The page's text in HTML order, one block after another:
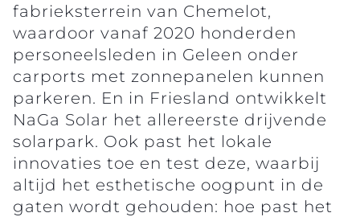
fabrieksterrein van Chemelot,
waardoor vanaf 2020 honderden
personeelsleden in Geleen onder
carports met zonnepanelen kunnen
parkeren. En in Friesland ontwikkelt
NaGa Solar het allereerste drijvende
solarpark. Ook past het lokale
innovaties toe en test deze, waarbij
altijd het esthetische oogpunt in de
gaten wordt gehouden: hoe past het